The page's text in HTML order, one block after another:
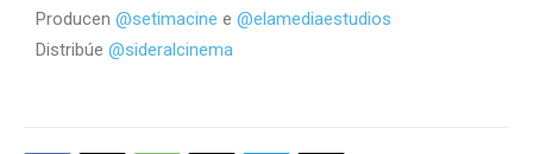
Producen @setimacine e @elamediaestudios
Distribúe @sideralcinema